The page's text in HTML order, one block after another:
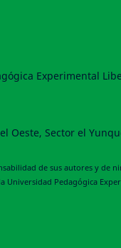
Experimental
Oeste, Sector el
de sus autores y de
Universidad Pedagógica